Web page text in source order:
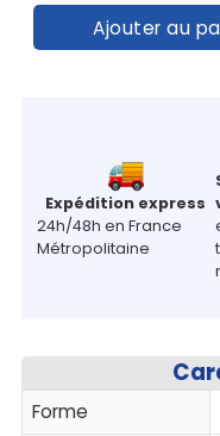
Ajouter au
Expédition express
24h/48h en France
Métropolitaine
Forme